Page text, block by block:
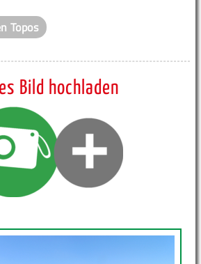
Topos
Bild hochladen